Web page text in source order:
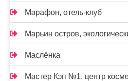
Марафон, отель-клуб
Марьин остров,
Маслёнка
Мастер Кэп №1, центр